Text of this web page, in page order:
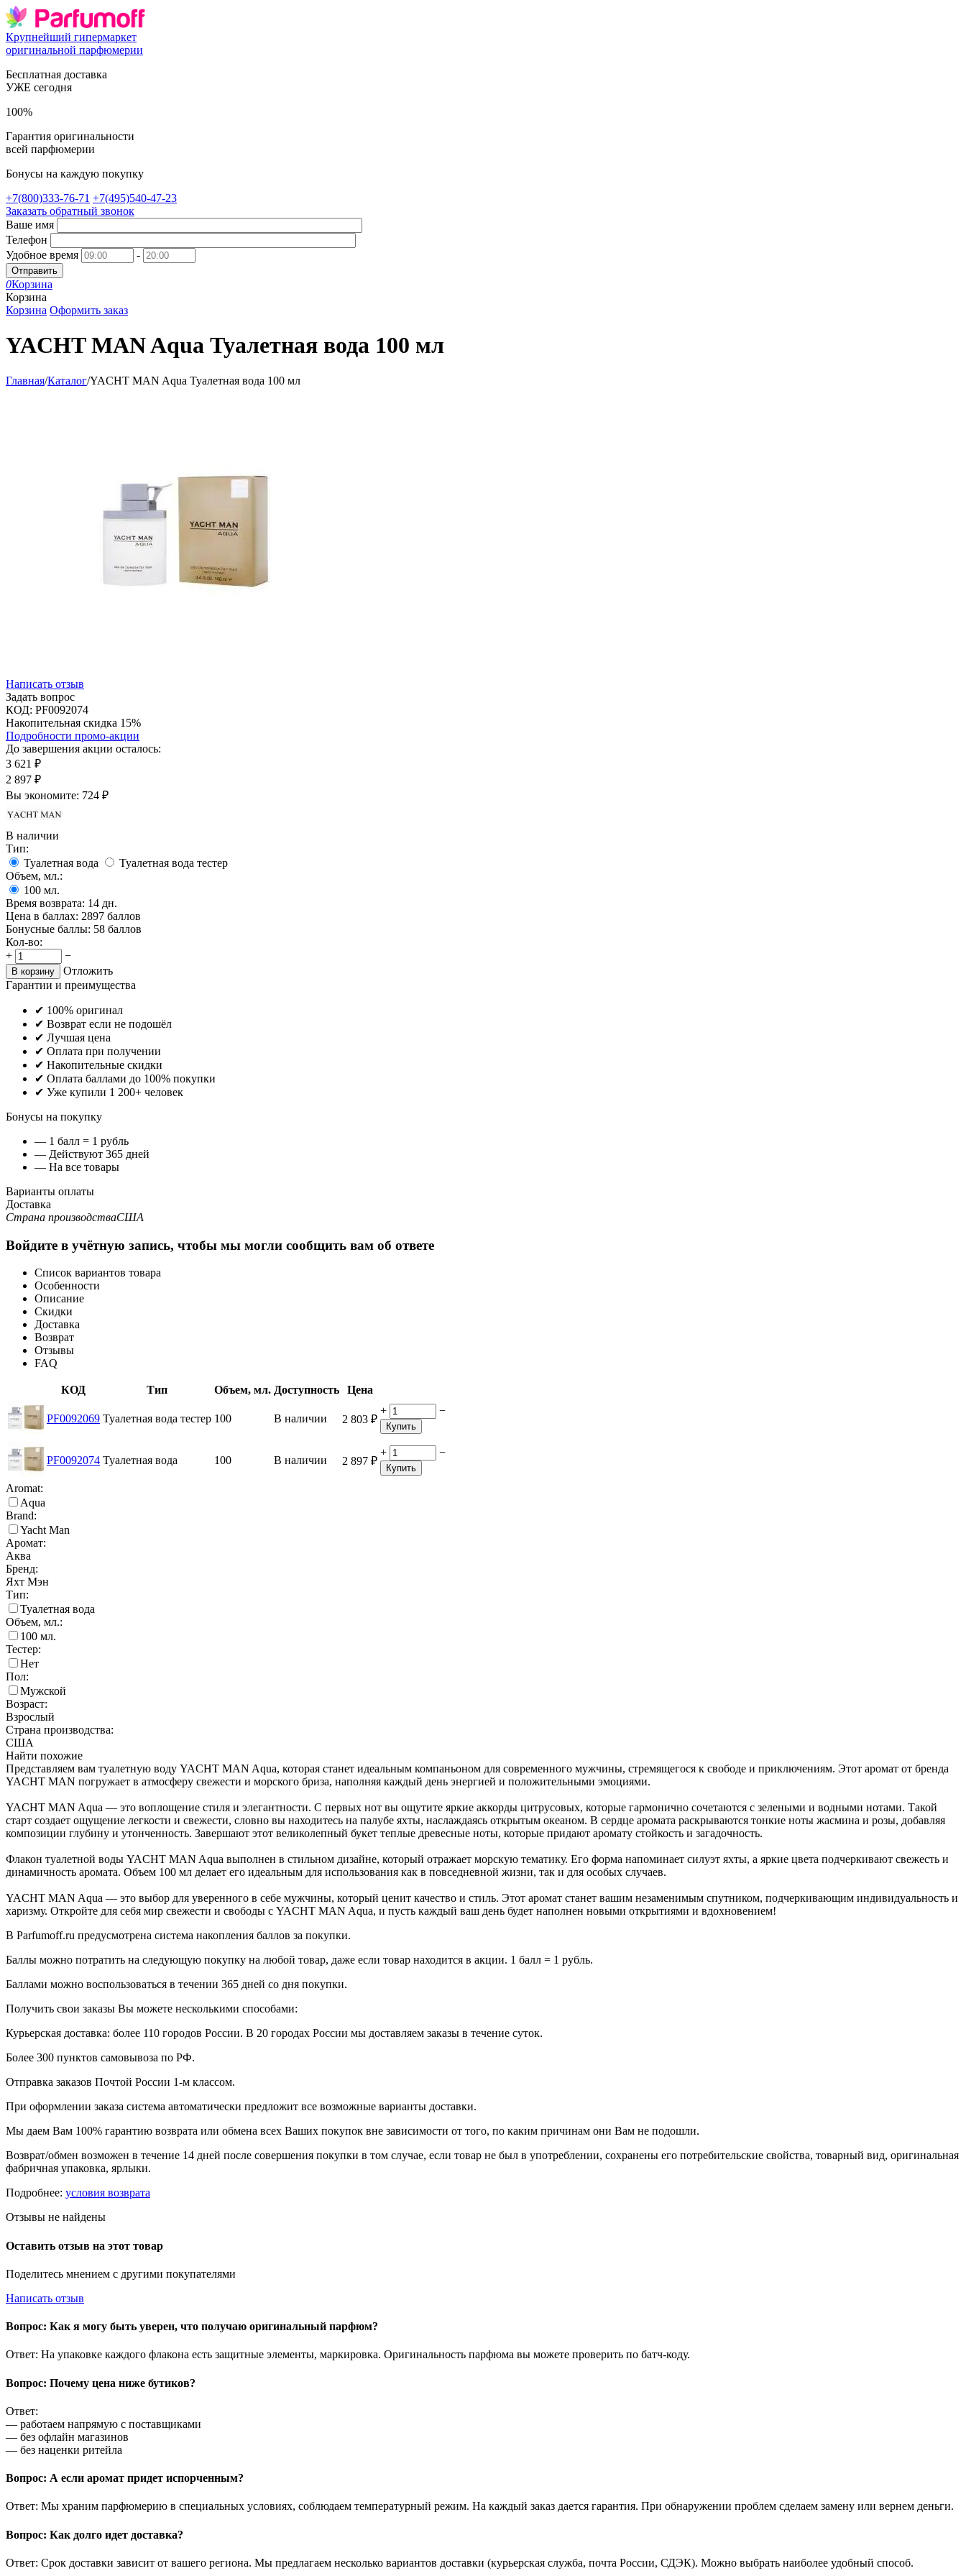
Крупнейший гипермаркет
оригинальной парфюмерии
Бесплатная доставка
УЖЕ сегодня
100%
Гарантия оригинальности
всей парфюмерии
Бонусы на каждую покупку
+7(800)333-76-71 +7(495)540-47-23
Заказать обратный звонок
Ваше имя
Телефон
Удобное время
-
Отправить
0Корзина
Корзина
Корзина Оформить заказ
YACHT MAN Aqua Туалетная вода 100 мл
Главная/Каталог/YACHT MAN Aqua Туалетная вода 100 мл
Написать отзыв
Задать вопрос
КОД: PF0092074
Накопительная скидка 15%
Подробности промо-акции
До завершения акции осталось:
3 621 ₽
2 897 ₽
Вы экономите: 724 ₽
В наличии
Тип:
Туалетная вода
Туалетная вода тестер
Объем, мл.:
100 мл.
Время возврата: 14 дн.
Цена в баллах: 2897 баллов
Бонусные баллы: 58 баллов
Кол-во:
+
−
В корзину
Отложить
Гарантии и преимущества
✔ 100% оригинал
✔ Возврат если не подошёл
✔ Лучшая цена
✔ Оплата при получении
✔ Накопительные скидки
✔ Оплата баллами до 100% покупки
✔ Уже купили 1 200+ человек
Бонусы на покупку
— 1 балл = 1 рубль
— Действуют 365 дней
— На все товары
Варианты оплаты
Доставка
Страна производстваСША
Войдите в учётную запись, чтобы мы могли сообщить вам об ответе
Список вариантов товара
Особенности
Описание
Скидки
Доставка
Возврат
Отзывы
FAQ
КОД Тип Объем, мл. Доступность Цена
PF0092069 Туалетная вода тестер 100 В наличии 2 803 ₽
+ −
Купить
PF0092074 Туалетная вода 100 В наличии 2 897 ₽
+ −
Купить
Aromat:
Aqua
Brand:
Yacht Man
Аромат:
Аква
Бренд:
Яхт Мэн
Тип:
Туалетная вода
Объем, мл.:
100 мл.
Тестер:
Нет
Пол:
Мужской
Возраст:
Взрослый
Страна производства:
США
Найти похожие
Представляем вам туалетную воду YACHT MAN Aqua, которая станет идеальным компаньоном для современного мужчины, стремящегося к свободе и приключениям. Этот аромат от бренда
YACHT MAN погружает в атмосферу свежести и морского бриза, наполняя каждый день энергией и положительными эмоциями.
YACHT MAN Aqua — это воплощение стиля и элегантности. С первых нот вы ощутите яркие аккорды цитрусовых, которые гармонично сочетаются с зелеными и водными нотами. Такой
старт создает ощущение легкости и свежести, словно вы находитесь на палубе яхты, наслаждаясь открытым океаном. В сердце аромата раскрываются тонкие ноты жасмина и розы, добавляя
композиции глубину и утонченность. Завершают этот великолепный букет теплые древесные ноты, которые придают аромату стойкость и загадочность.
Флакон туалетной воды YACHT MAN Aqua выполнен в стильном дизайне, который отражает морскую тематику. Его форма напоминает силуэт яхты, а яркие цвета подчеркивают свежесть и
динамичность аромата. Объем 100 мл делает его идеальным для использования как в повседневной жизни, так и для особых случаев.
YACHT MAN Aqua — это выбор для уверенного в себе мужчины, который ценит качество и стиль. Этот аромат станет вашим незаменимым спутником, подчеркивающим индивидуальность и
харизму. Откройте для себя мир свежести и свободы с YACHT MAN Aqua, и пусть каждый ваш день будет наполнен новыми открытиями и вдохновением!
В Parfumoff.ru предусмотрена система накопления баллов за покупки.
Баллы можно потратить на следующую покупку на любой товар, даже если товар находится в акции. 1 балл = 1 рубль.
Баллами можно воспользоваться в течении 365 дней со дня покупки.
Получить свои заказы Вы можете несколькими способами:
Курьерская доставка: более 110 городов России. В 20 городах России мы доставляем заказы в течение суток.
Более 300 пунктов самовывоза по РФ.
Отправка заказов Почтой России 1-м классом.
При оформлении заказа система автоматически предложит все возможные варианты доставки.
Мы даем Вам 100% гарантию возврата или обмена всех Ваших покупок вне зависимости от того, по каким причинам они Вам не подошли.
Возврат/обмен возможен в течение 14 дней после совершения покупки в том случае, если товар не был в употреблении, сохранены его потребительские свойства, товарный вид, оригинальная
фабричная упаковка, ярлыки.
Подробнее: условия возврата
Отзывы не найдены
Оставить отзыв на этот товар
Поделитесь мнением с другими покупателями
Написать отзыв
Вопрос: Как я могу быть уверен, что получаю оригинальный парфюм?
Ответ: На упаковке каждого флакона есть защитные элементы, маркировка. Оригинальность парфюма вы можете проверить по батч-коду.
Вопрос: Почему цена ниже бутиков?
Ответ:
— работаем напрямую с поставщиками
— без офлайн магазинов
— без наценки ритейла
Вопрос: А если аромат придет испорченным?
Ответ: Мы храним парфюмерию в специальных условиях, соблюдаем температурный режим. На каждый заказ дается гарантия. При обнаружении проблем сделаем замену или вернем деньги.
Вопрос: Как долго идет доставка?
Ответ: Срок доставки зависит от вашего региона. Мы предлагаем несколько вариантов доставки (курьерская служба, почта России, СДЭК). Можно выбрать наиболее удобный способ.